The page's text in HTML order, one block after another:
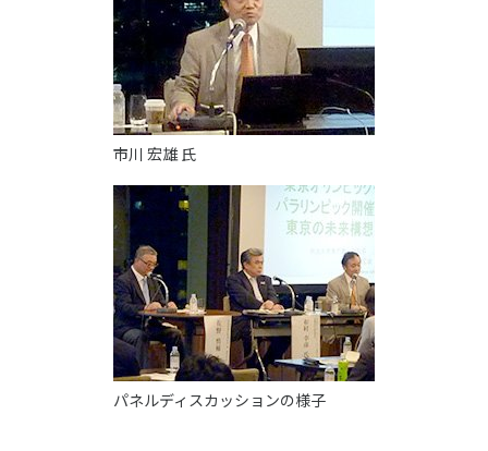
メールマガジン
「SSFニュース」
会員登録
個人情報保護方針
ソーシャルメディア運営方針
© 2020
スポーツボランティア
スポーツ政策・予算
健康とスポーツ
社会づくり
自治体との連携
各教育機関との連携
スポーツ振興団体との連携
【動画】スポーツでアクティブなまちづくり
市川 宏雄 氏
パネルディスカッションの様子